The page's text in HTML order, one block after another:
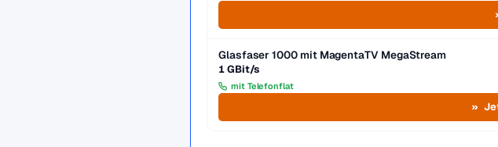
Glasfaser 1000 mit MagentaTV MegaStream
1 GBit/s
mit Telefonflat